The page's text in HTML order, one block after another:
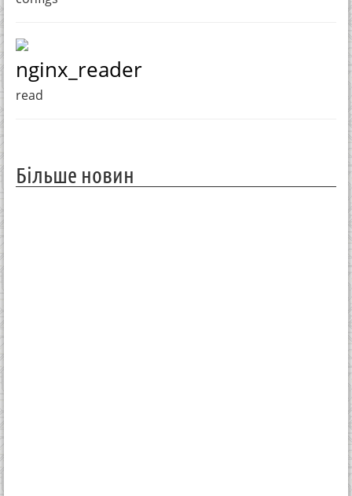
nginx_reader
read
Більше новин